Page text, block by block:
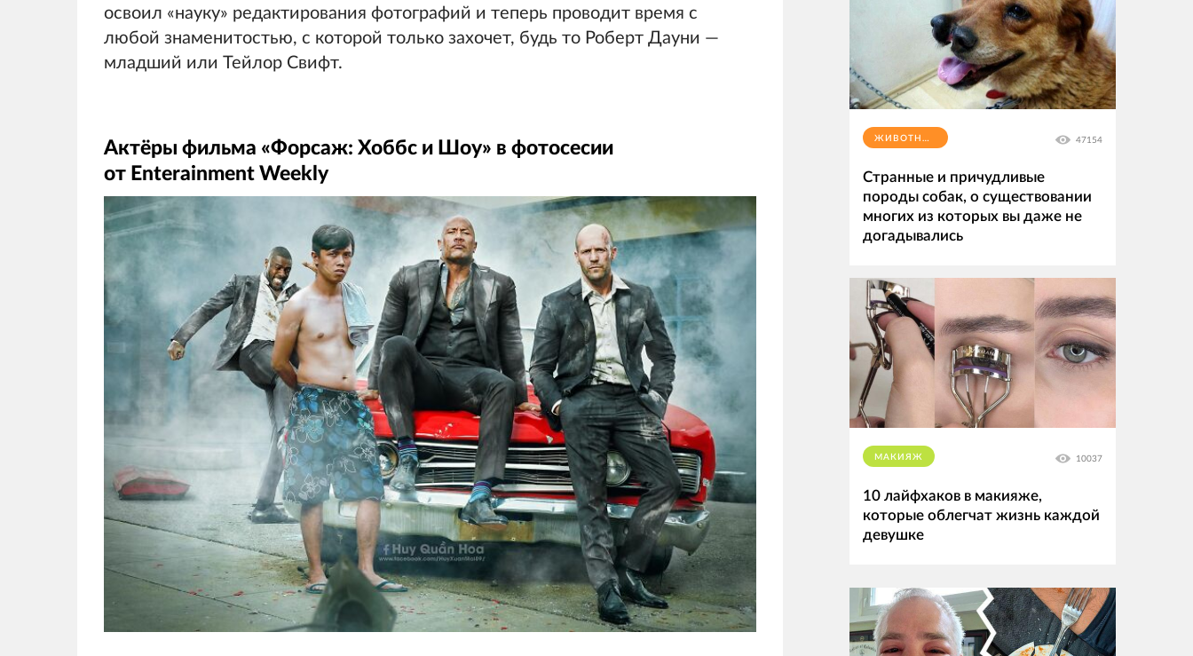
освоил «науку» редактирования фотографий и теперь проводит время с
любой знаменитостью, с которой только захочет, будь то Роберт Дауни —
младший или Тейлор Свифт.
Актёры фильма «Форсаж: Хоббс и Шоу» в фотосесии
от Enterainment Weekly
ЖИВОТНЫЕ 47154
Странные и причудливые
породы собак, о существовании
многих из которых вы даже не
догадывались
МАКИЯЖ 10037
10 лайфхаков в макияже,
которые облегчат жизнь каждой
девушке